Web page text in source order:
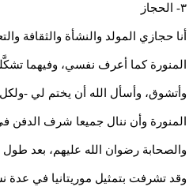
٣- الحجاز
أنا حجازي المولد والنشأة والثقافة
المنورة كما أعرف نفسي، وفيهما
وأتشوق، وأسأل الله أن يختم لي -
المنورة وأن ننال جميعا شرف الدفن
والصحابة رضوان الله عليهم، بعد
وقد تشرفت بتمثيل موريتانيا في عدة